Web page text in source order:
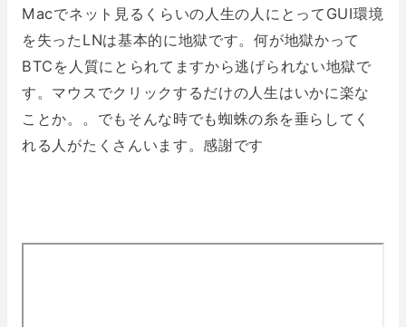
Macでネット見るくらいの人生の人にとってGUI環境
を失ったLNは基本的に地獄です。何が地獄かって
BTCを人質にとられてますから逃げられない地獄で
す。マウスでクリックするだけの人生はいかに楽な
ことか。。でもそんな時でも蜘蛛の糸を垂らしてく
れる人がたくさんいます。感謝です